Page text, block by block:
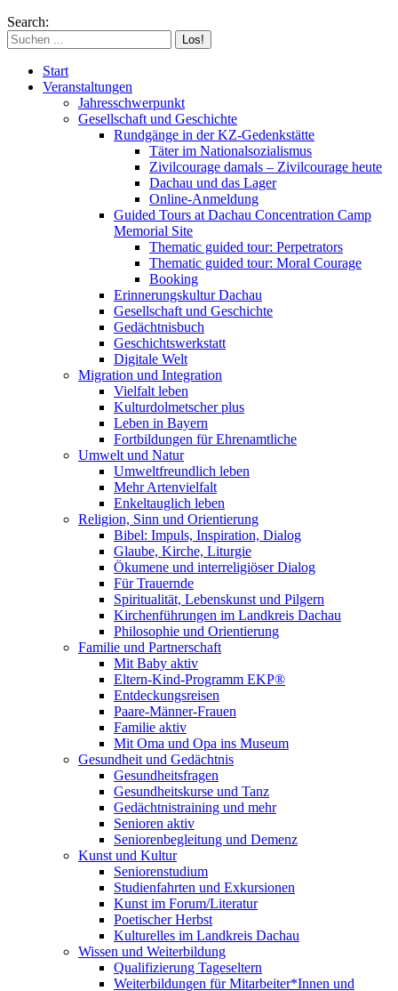
Search:
Start
Veranstaltungen
Jahresschwerpunkt
Gesellschaft und Geschichte
Rundgänge in der KZ-Gedenkstätte
Täter im Nationalsozialismus
Zivilcourage damals – Zivilcourage heute
Dachau und das Lager
Online-Anmeldung
Guided Tours at Dachau Concentration Camp
Memorial Site
Thematic guided tour: Perpetrators
Thematic guided tour: Moral Courage
Booking
Erinnerungskultur Dachau
Gesellschaft und Geschichte
Gedächtnisbuch
Geschichtswerkstatt
Digitale Welt
Migration und Integration
Vielfalt leben
Kulturdolmetscher plus
Leben in Bayern
Fortbildungen für Ehrenamtliche
Umwelt und Natur
Umweltfreundlich leben
Mehr Artenvielfalt
Enkeltauglich leben
Religion, Sinn und Orientierung
Bibel: Impuls, Inspiration, Dialog
Glaube, Kirche, Liturgie
Ökumene und interreligiöser Dialog
Für Trauernde
Spiritualität, Lebenskunst und Pilgern
Kirchenführungen im Landkreis Dachau
Philosophie und Orientierung
Familie und Partnerschaft
Mit Baby aktiv
Eltern-Kind-Programm EKP®
Entdeckungsreisen
Paare-Männer-Frauen
Familie aktiv
Mit Oma und Opa ins Museum
Gesundheit und Gedächtnis
Gesundheitsfragen
Gesundheitskurse und Tanz
Gedächtnistraining und mehr
Senioren aktiv
Seniorenbegleitung und Demenz
Kunst und Kultur
Seniorenstudium
Studienfahrten und Exkursionen
Kunst im Forum/Literatur
Poetischer Herbst
Kulturelles im Landkreis Dachau
Wissen und Weiterbildung
Qualifizierung Tageseltern
Weiterbildungen für Mitarbeiter*Innen und